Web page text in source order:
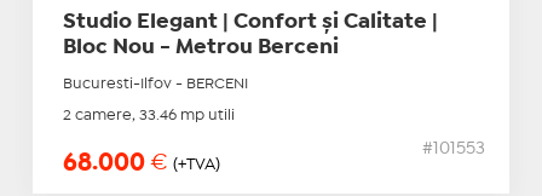
Studio Elegant | Confort și Calitate |
Bloc Nou - Metrou Berceni
Bucuresti-Ilfov - BERCENI
2 camere, 33.46 mp utili
68.000 € (+TVA)
#101553